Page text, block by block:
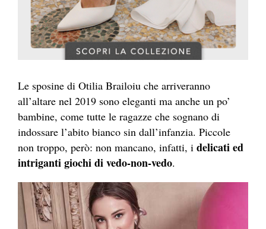
Le sposine di Otilia Brailoiu che arriveranno
all’altare nel 2019 sono eleganti ma anche un po’
bambine, come tutte le ragazze che sognano di
indossare l’abito bianco sin dall’infanzia. Piccole
non troppo, però: non mancano, infatti, i delicati ed
intriganti giochi di vedo-non-vedo.